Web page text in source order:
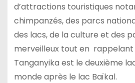
d’attractions touristiques
chimpanzés, des parcs
des lacs, de la culture et des
merveilleux tout en rappelant
Tanganyika est le deuxième
monde après le lac Baïkal.